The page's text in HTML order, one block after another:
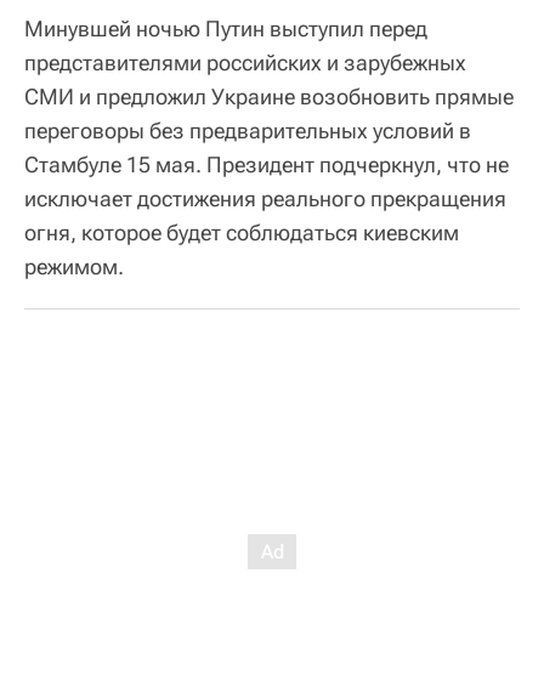
Минувшей ночью Путин выступил перед
представителями российских и зарубежных
СМИ и предложил Украине возобновить прямые
переговоры без предварительных условий в
Стамбуле 15 мая. Президент подчеркнул, что не
исключает достижения реального прекращения
огня, которое будет соблюдаться киевским
режимом.